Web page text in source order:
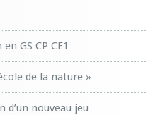
GS CP CE1
de la nature »
nouveau jeu